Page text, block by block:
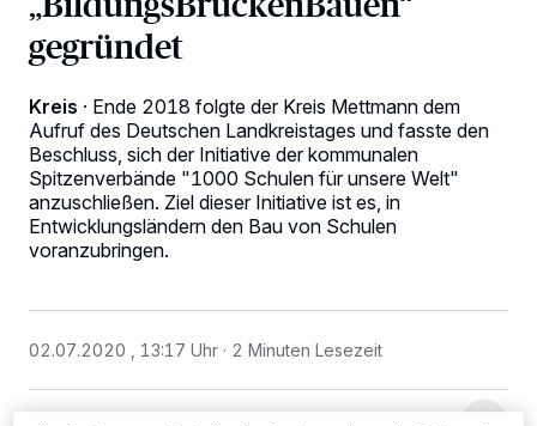
gegründet
Kreis · Ende 2018 folgte der Kreis Mettmann dem
Aufruf des Deutschen Landkreistages und fasste den
Beschluss, sich der Initiative der kommunalen
Spitzenverbände "1000 Schulen für unsere Welt"
anzuschließen. Ziel dieser Initiative ist es, in
Entwicklungsländern den Bau von Schulen
voranzubringen.
02.07.2020 , 13:17 Uhr 2 Minuten Lesezeit
Wir und unsere 218-Partner speichern und greifen auf
personenbezogene Daten wie Browserdaten oder eindeutige
Kennungen auf Ihrem Gerät zu. Durch Auswahl von OK aktivieren Sie
Tracking-Technologien für die unter „Wir und unsere Partner
Anzeigen möglicherweise nicht mehr so relevant für Sie. Sie können
ändern oder Ihre Einwilligung zu widerrufen, indem Sie auf den Link